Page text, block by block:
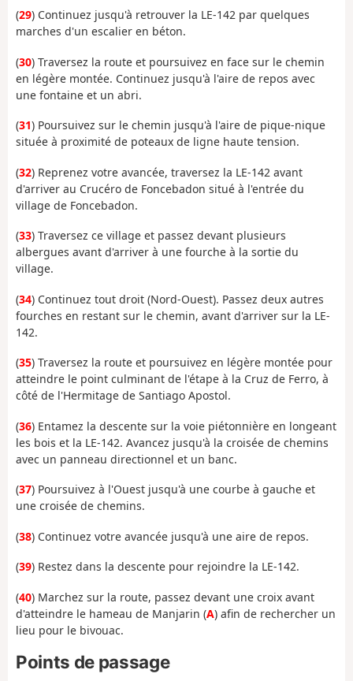
(29) Continuez jusqu'à retrouver la LE-142 par quelques
marches d'un escalier en béton.
(30) Traversez la route et poursuivez en face sur le chemin
en légère montée. Continuez jusqu'à l'aire de repos avec
une fontaine et un abri.
(31) Poursuivez sur le chemin jusqu'à l'aire de pique-nique
située à proximité de poteaux de ligne haute tension.
(32) Reprenez votre avancée, traversez la LE-142 avant
d'arriver au Crucéro de Foncebadon situé à l'entrée du
village de Foncebadon.
(33) Traversez ce village et passez devant plusieurs
albergues avant d'arriver à une fourche à la sortie du
village.
(34) Continuez tout droit (Nord-Ouest). Passez deux autres
fourches en restant sur le chemin, avant d'arriver sur la LE-
142.
(35) Traversez la route et poursuivez en légère montée pour
atteindre le point culminant de l'étape à la Cruz de Ferro, à
côté de l'Hermitage de Santiago Apostol.
(36) Entamez la descente sur la voie piétonnière en longeant
les bois et la LE-142. Avancez jusqu'à la croisée de chemins
avec un panneau directionnel et un banc.
(37) Poursuivez à l'Ouest jusqu'à une courbe à gauche et
une croisée de chemins.
(38) Continuez votre avancée jusqu'à une aire de repos.
(39) Restez dans la descente pour rejoindre la LE-142.
(40) Marchez sur la route, passez devant une croix avant
d'atteindre le hameau de Manjarin (A) afin de rechercher un
lieu pour le bivouac.
Points de passage